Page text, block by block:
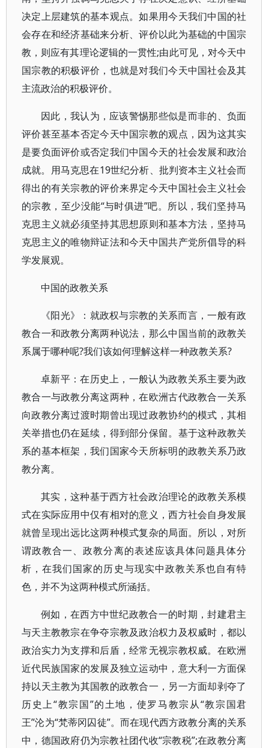
决定上层建筑的基本观点。如果用今天我们中国的社
会存在和经济基础来分析、评价以此为基础的中国宗
教，则应有其理论逻辑的一贯性;由此可见，对今天中
国宗教的积极评价，也就是对我们今天中国社会及其
主流政治的积极评价。
因此，我认为，应该警惕那些似是而非的、负面
评价甚至基本否定今天中国宗教的观点，因为这其实
是要负面评价或否定我们中国今天的社会发展和政治
成就。用马克思在19世纪分析、批判资本主义社会而
得出的有关宗教的评价来界定今天中国社会主义社会
的宗教，至少没能“与时俱进”吧。所以，我们坚持马
克思主义就必须坚持其思想原则和基本方法，坚持马
克思主义的唯物辩证法和今天中国共产党所倡导的科
学发展观。
中国的政教关系
《阳光》：就政权与宗教的关系而言，一般有政
教合一和政教分离两种说法，那么中国当前的政教关
系属于哪种呢?我们该如何理解这样一种政教关系?
卓新平：在历史上，一般认为政教关系主要为政
教合一与政教分离这两种，在欧洲古代政教合一关系
向政教分离过渡时期曾出现过政教协约的模式，其相
关举措也仍在延续，得到部分保留。基于这种政教关
系的基本框架，我们国家今天所标明的政教关系乃政
教分离。
其实，这种基于西方社会政治理论的政教关系模
式在实际应用中仅有相对的意义，西方社会自身发展
就曾呈现出远比这两种模式复杂的局面。所以，对所
谓政教合一、政教分离的表述应该具体问题具体分
析，在我们国家的历史与现实中政教关系也自有特
色，并不为这两种模式所涵括。
例如，在西方中世纪政教合一的时期，封建君主
与天主教教宗在争夺宗教及政治权力及权威时，都以
政治实力为支撑和后盾，经常无视宗教权威。在欧洲
近代民族国家的发展及独立运动中，意大利一方面保
持以天主教为其国教的政教合一，另一方面却剥夺了
历史上“教宗国”的土地，使罗马教宗从“教宗国君
王”沦为“梵蒂冈囚徒”。而在现代西方政教分离的关系
中，德国政府仍为宗教社团代收“宗教税”;在政教分离